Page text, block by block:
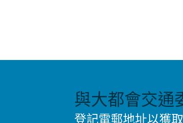
與大都會交通
登記電郵地址以獲